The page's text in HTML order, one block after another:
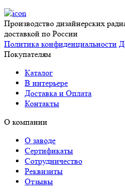
Производство дизайнерских
доставкой по России
Политика конфиденциальности
Покупателям
Каталог
В интерьере
Доставка и Оплата
Контакты
О компании
О заводе
Сертификаты
Сотрудничество
Реквизиты
Отзывы